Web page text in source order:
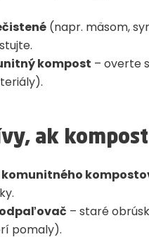
(napr. mäsom,
kompost – overte
ak
komunitného
– staré
pomaly).